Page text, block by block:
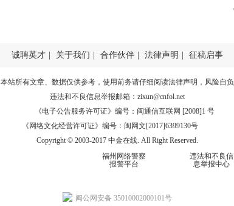
诚聘英才 关于我们 合作伙伴 法律声明 征稿启事
本站所有文章、数据仅供参考，使用前务请仔细阅读法律声明 ，风险自负
违法和不良信息举报邮箱： zixun@cnfol.net
《电子公告服务许可证》编号：闽通信互联网 [2008]1 号
《网络文化经营许可证》编号：闽网文[2017]6399130号
Copyright © 2003-2017 中金在线. All Right Reserved.
福州网络警察
报警平台
违法和不良信
息举报中心
闽公网安备 35010002000101号